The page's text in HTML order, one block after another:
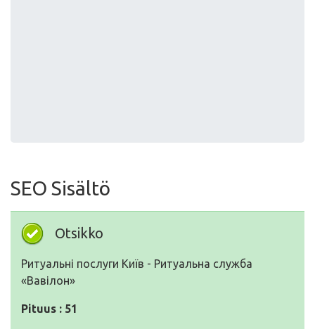
SEO Sisältö
Otsikko
Ритуальні послуги Київ - Ритуальна служба
«Вавілон»
Pituus : 51